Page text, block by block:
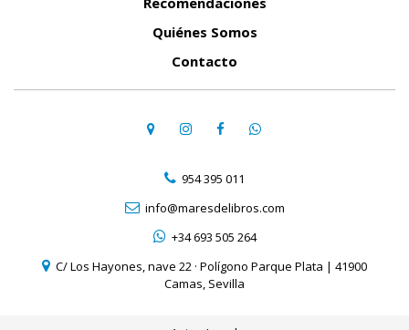
Quiénes Somos
Contacto
954 395 011
info@maresdelibros.com
+34 693 505 264
C/ Los Hayones, nave 22 · Polígono Parque Plata | 41900
Camas, Sevilla